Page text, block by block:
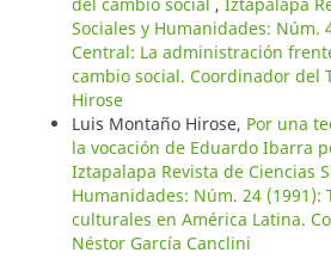
Sociales y Humanidades: Núm.
Central: La administración
cambio social. Coordinador del
Hirose
Luis Montaño Hirose, Por una
la vocación de Eduardo Ibarra
Iztapalapa Revista de Ciencias
Humanidades: Núm. 24 (1991):
culturales en América Latina.
Néstor García Canclini